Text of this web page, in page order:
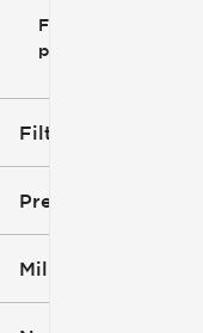
Filtrar
por
Filtros aplicados (1)
Precio
Millaje